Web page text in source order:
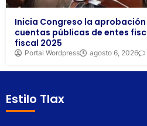
Inicia Congreso la
cuentas públicas de entes
fiscal 2025
Portal Wordpress agosto 6, 2026
Estilo Tlax